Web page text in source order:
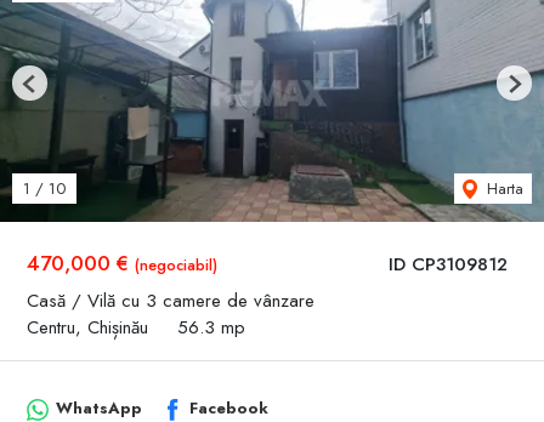
ID CP3109812
470,000 € (negociabil)
Casă / Vilă cu 3 camere de vânzare
Centru, Chișinău
56.3 mp
1 / 10 Harta
Previous Next
WhatsApp Facebook